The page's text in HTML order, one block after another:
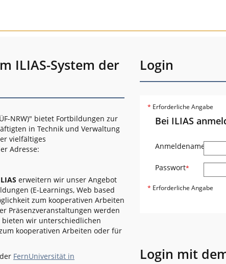
ILIAS-System der
NRW)" bietet Fortbildungen zur
in Technik und Verwaltung
vielfältiges
Adresse:
erweitern wir unser Angebot
(E-Learnings, Web based
zum kooperativen Arbeiten
Präsenzveranstaltungen werden
wir unterschiedlichen
kooperativen Arbeiten oder für
FernUniversität in
Login
* Erforderliche Angabe
Bei ILIAS
Anmeldename
Passwort*
* Erforderliche Angabe
Login mit